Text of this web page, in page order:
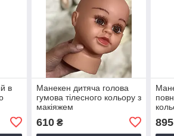
в
Манекен дитяча голова
гумова тілесного кольору з
макіяжем
610₴ 895